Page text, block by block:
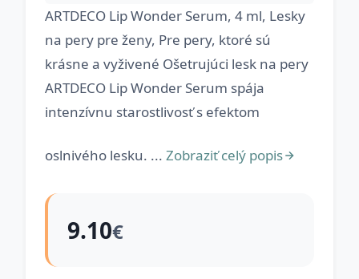
ARTDECO Lip Wonder Serum, 4 ml, Lesky
na pery pre ženy, Pre pery, ktoré sú
krásne a vyživené Ošetrujúci lesk na pery
ARTDECO Lip Wonder Serum spája
intenzívnu starostlivosť s efektom
oslnivého lesku. ... Zobraziť celý popis
9.10€